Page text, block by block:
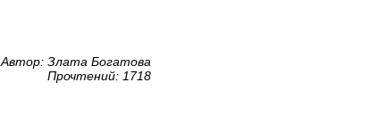
Автор: Злата Богатова
Прочтений: 1718